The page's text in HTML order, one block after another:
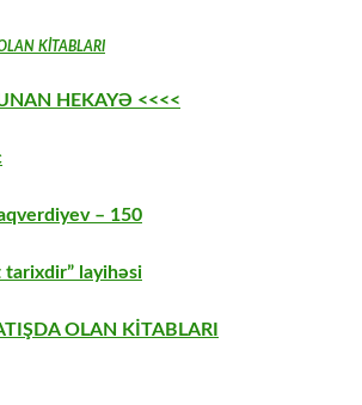
KİTABLARI
HEKAYƏ <<<<
– 150
tarixdir” layihəsi
OLAN KİTABLARI